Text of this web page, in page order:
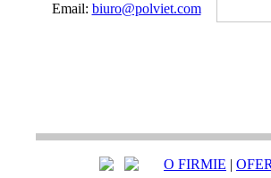
Email: biuro@polviet.com
O FIRMIE |